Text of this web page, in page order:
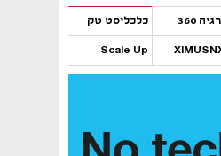
360 כלכליסט טק
Scale Up
נפתח בכרטיסייה חדשה
נפתח בכרטיסייה חדשה